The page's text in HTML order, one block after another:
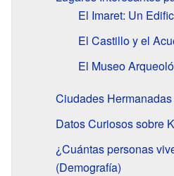
El Imaret: Un
El Castillo y el
El Museo
Ciudades
Datos Curiosos sobre
¿Cuántas personas
(Demografía)